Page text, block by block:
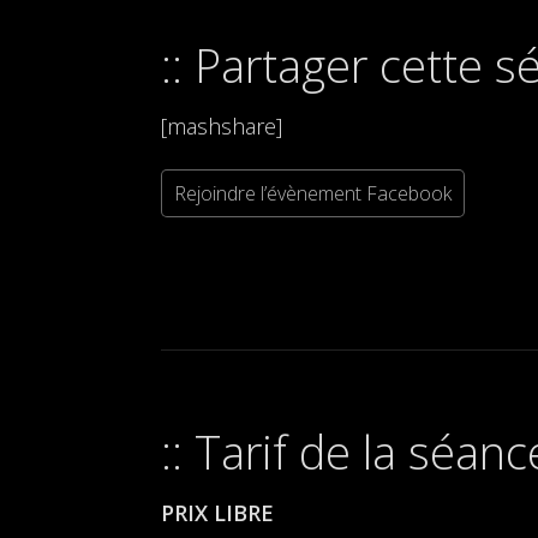
Partager cette
[mashshare]
Rejoindre l’évènement Facebook
Tarif de la
PRIX LIBRE